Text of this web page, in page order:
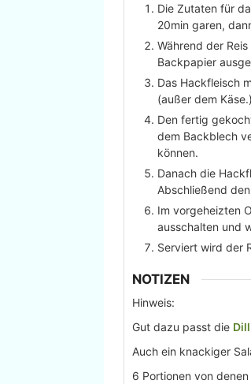
Die Zutaten für
20min garen,
Während der
Backpapier
Das Hackfleisch
(außer dem
Den fertig
dem Backblech
können.
Danach die
Abschließend
Im vorgeheizten
ausschalten und
Serviert wird der
NOTIZEN
Hinweis:
Gut dazu passt die
Auch ein knackiger
6 Portionen von